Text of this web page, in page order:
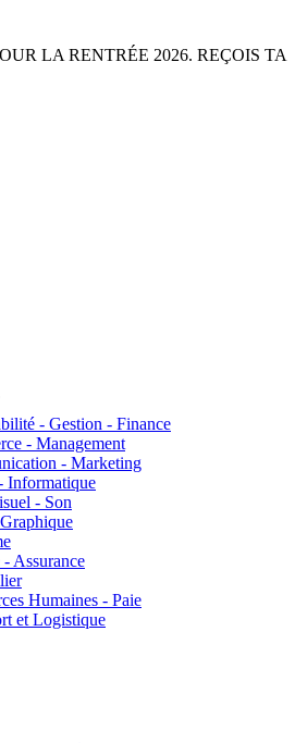
LA RENTRÉE 2026. REÇOIS TA
- Gestion - Finance
- Management
- Marketing
Informatique
- Son
Assurance
Humaines - Paie
et Logistique